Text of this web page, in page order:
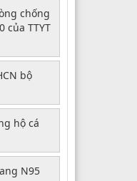
chống
của TTYT
bộ
hộ cá
N95